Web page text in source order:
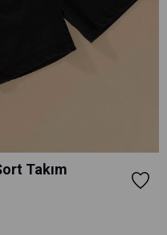
Takım